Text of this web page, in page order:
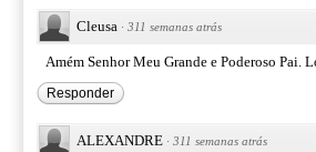
Cleusa · 311 semanas atrás
Amém Senhor Meu Grande e Poderoso Pai.
Responder
ALEXANDRE · 311 semanas atrás